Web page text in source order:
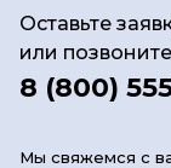
Оставьте
или
8 (800)
Мы свяжемся с